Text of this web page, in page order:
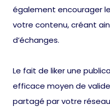
également encourager
votre contenu, créant
d’échanges.
Le fait de liker une
efficace moyen de
partagé par votre